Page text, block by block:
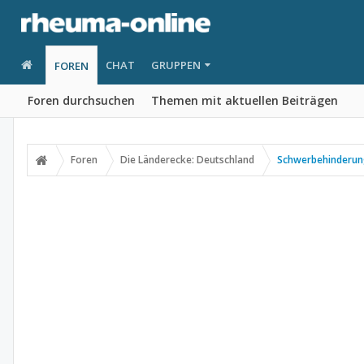
FOREN
Foren durchsuchen Themen mit aktuellen Beiträgen
CHAT GRUPPEN
Foren Die Länderecke: Deutschland